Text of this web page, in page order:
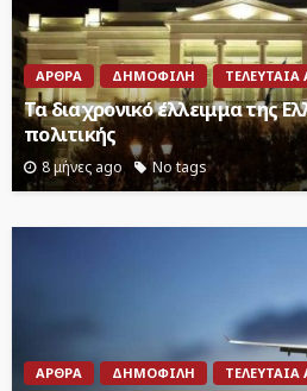
ΆΡΘΡΑ ΔΗΜΟΦΙΛΉ ΤΕΛΕΥΤΑΊΑ
Τα διαχρονικό έλλειμμα της
πολιτικής
8 μήνες ago No tags
ΆΡΘΡΑ ΔΗΜΟΦΙΛΉ ΤΕΛΕΥΤΑΊΑ